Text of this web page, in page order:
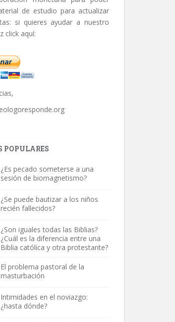
de estudio para actualizar
si quieres ayudar a nuestro
click aquí:
POPULARES
¿Es pecado someterse a una
sesión de biomagnetismo?
¿Se puede bautizar a los niños
recién fallecidos?
¿Son iguales todas las Biblias?
¿Cuál es la diferencia entre una
Biblia católica y otra protestante?
El problema pastoral de la
masturbación
Intimidades en el noviazgo:
¿hasta dónde?